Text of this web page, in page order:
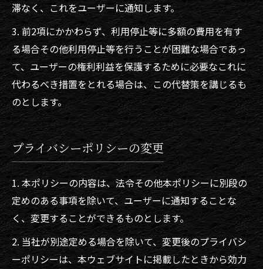
滞なく、これをユーザーに通知します。
3. 前2項にかかわらず、利用停止等に多額の費用を有す
る場合その他利用停止等を行うことが困難な場合であっ
て、ユーザーの権利利益を保護するために必要なこれに
代わるべき措置をとれる場合は、この代替策を講じるも
のとします。
プライバシーポリシーの変更
1. 本ポリシーの内容は、法令その他本ポリシーに別段の
定めのある事項を除いて、ユーザーに通知することな
く、変更することができるものとします。
2. 当社が別途定める場合を除いて、変更後のプライバシ
ーポリシーは、本ウェブサイトに掲載したときから効力